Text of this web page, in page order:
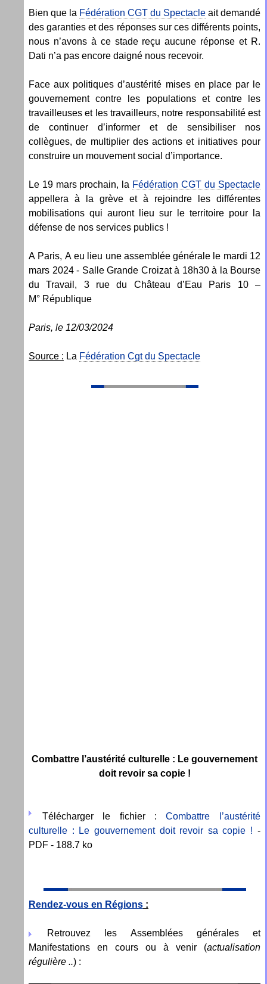
Bien que la Fédération CGT du Spectacle ait demandé
des garanties et des réponses sur ces différents points,
nous n’avons à ce stade reçu aucune réponse et R.
Dati n’a pas encore daigné nous recevoir.
Face aux politiques d’austérité mises en place par le
gouvernement contre les populations et contre les
travailleuses et les travailleurs, notre responsabilité est
de continuer d’informer et de sensibiliser nos
collègues, de multiplier des actions et initiatives pour
construire un mouvement social d’importance.
Le 19 mars prochain, la Fédération CGT du Spectacle
appellera à la grève et à rejoindre les différentes
mobilisations qui auront lieu sur le territoire pour la
défense de nos services publics !
A Paris, A eu lieu une assemblée générale le mardi 12
mars 2024 - Salle Grande Croizat à 18h30 à la Bourse
du Travail, 3 rue du Château d’Eau Paris 10 –
M° République
Paris, le 12/03/2024
Source : La Fédération Cgt du Spectacle
Combattre l’austérité culturelle : Le gouvernement
doit revoir sa copie !
Télécharger le fichier : Combattre l’austérité
culturelle : Le gouvernement doit revoir sa copie ! -
PDF - 188.7 ko
Rendez-vous en Régions :
Retrouvez les Assemblées générales et
Manifestations en cours ou à venir (actualisation
régulière ..) :